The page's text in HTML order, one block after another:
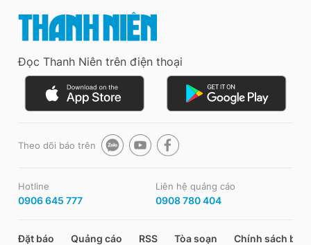
Đọc Thanh Niên trên điện thoại
Theo dõi báo trên
Hotline
0906 645 777
Liên hệ quảng cáo
0908 780 404
Đặt báo Quảng cáo RSS Tòa soạn Chính sách bảo